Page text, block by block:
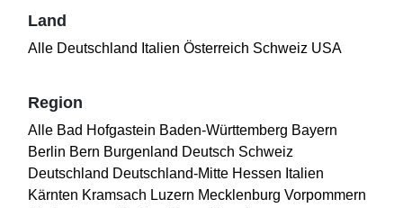
Land
Alle Deutschland Italien Österreich Schweiz USA
Region
Alle Bad Hofgastein Baden-Württemberg Bayern
Berlin Bern Burgenland Deutsch Schweiz
Deutschland Deutschland-Mitte Hessen Italien
Kärnten Kramsach Luzern Mecklenburg Vorpommern